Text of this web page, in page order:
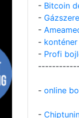
- Bitcoin
-
-
-
- Profi
- online
-